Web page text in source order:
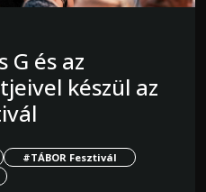
G és az
készül az
#TÁBOR Fesztivál